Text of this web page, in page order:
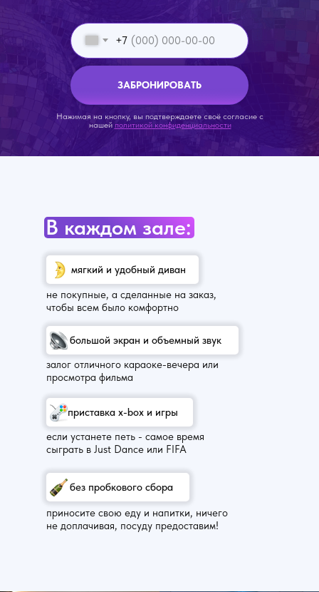
+7
ЗАБРОНИРОВАТЬ
Нажимая на кнопку, вы подтверждаете своё согласие с
нашей политикой конфиденциальности
не покупные, а сделанные на заказ,
чтобы всем было комфортно
залог отличного караоке-вечера или
просмотра фильма
если устанете петь - самое время
сыграть в Just Dance или FIFA
приносите свою еду и напитки, ничего
не доплачивая, посуду предоставим!
В каждом зале:
большой экран и объемный звук
мягкий и удобный диван
приставка x-box и игры
без пробкового сбора